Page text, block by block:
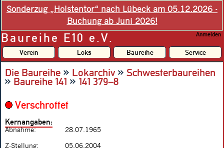
Sonderzug „Holstentor“ nach Lübeck am 05.12.2026 -
Buchung ab Juni 2026!
Baureihe E10 e.V. Anmelden
Verein Loks Baureihe Service
Die Baureihe » Lokarchiv» Schwesterbaureihen
»Baureihe 141 »141 379–8
Verschrottet
Kernangaben:
Abnahme: 28.07.1965
Z-Stellung: 05.06.2004